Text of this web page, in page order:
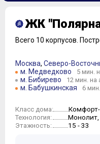
ЖК
Всего 10 корпусов.
Москва, Северо-
м. Медведково
5 мин.
м. Бибирево 12 мин. на
м. Бабушкинская 6
Класс дома:
Технология: Монолит,
Этажность: 15 - 33